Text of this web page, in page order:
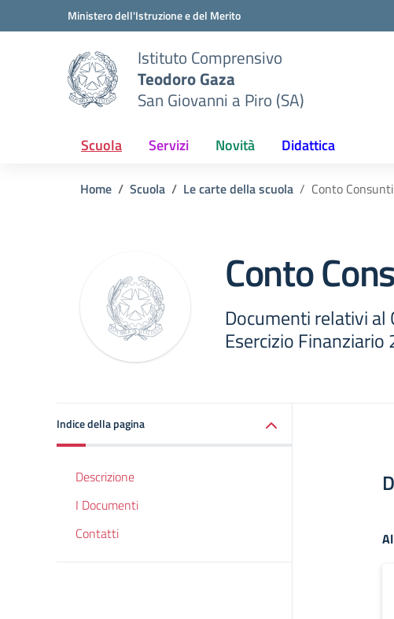
Vai ai contenuti
Vai al menu di navigazioneMinistero dell'Istruzione e del Merito
Istituto Comprensivo
Teodoro Gaza
San Giovanni a Piro (SA)
Scuola Servizi Novità Didattica
Home Scuola Le carte della scuola Conto
Conto
Documenti relativi
Esercizio Finanziario
Indice della pagina
Descrizione
I Documenti
Contatti